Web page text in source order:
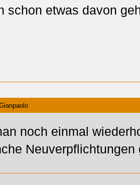
schon etwas davon
noch einmal